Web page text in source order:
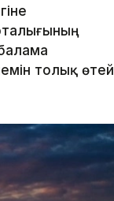
толық өтей